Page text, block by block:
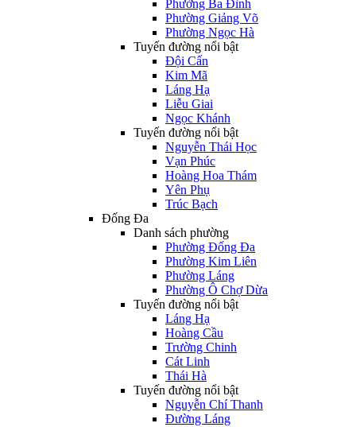
Phường Ba Đình
Phường Giảng Võ
Phường Ngọc Hà
Tuyến đường nổi bật
Đội Cấn
Kim Mã
Láng Hạ
Liễu Giai
Ngọc Khánh
Tuyến đường nổi bật
Nguyễn Thái Học
Vạn Phúc
Hoàng Hoa Thám
Yên Phụ
Trúc Bạch
Đống Đa
Danh sách phường
Phường Đống Đa
Phường Kim Liên
Phường Láng
Phường Ô Chợ Dừa
Tuyến đường nổi bật
Láng Hạ
Hoàng Cầu
Trường Chinh
Cát Linh
Thái Hà
Tuyến đường nổi bật
Nguyễn Chí Thanh
Đường Láng